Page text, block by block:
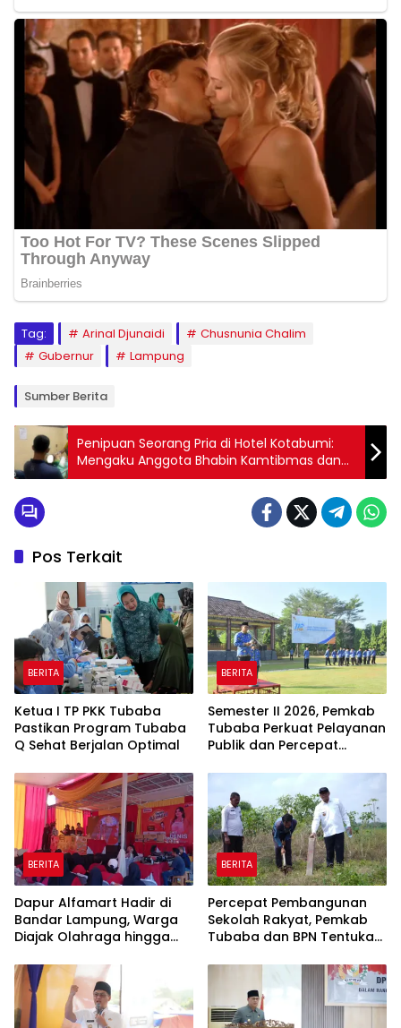
Tag: Arinal Djunaidi
Chusnunia Chalim
Gubernur
Lampung
Sumber Berita
Penipuan Seorang Pria di Hotel Kotabumi:
Mengaku Anggota Bhabin Kamtibmas dan
Mencuri dari Warga
Pos Terkait
BERITA
Ketua I TP PKK Tubaba
Pastikan Program Tubaba
Q Sehat Berjalan Optimal
BERITA
Semester II 2026, Pemkab
Tubaba Perkuat Pelayanan
Publik dan Percepat
BERITA
Dapur Alfamart Hadir di
Bandar Lampung, Warga
Diajak Olahraga hingga
BERITA
Percepat Pembangunan
Sekolah Rakyat, Pemkab
Tubaba dan BPN Tentukan